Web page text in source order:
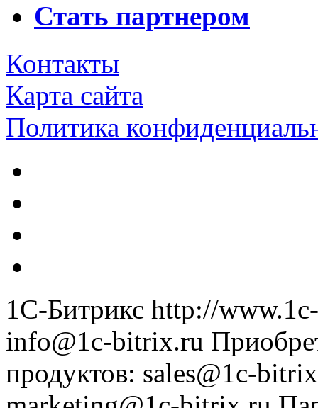
Стать партнером
Контакты
Карта сайта
Политика
1С-Битрикс http://
info@1c-bitrix.ru
продуктов: sales@1c-